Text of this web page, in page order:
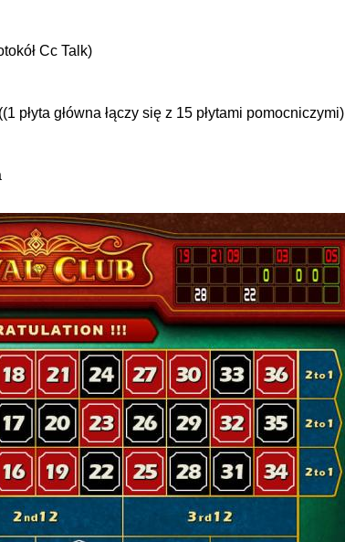
Cc Talk)
płyta główna łączy się z 15 płytami pomocniczymi)